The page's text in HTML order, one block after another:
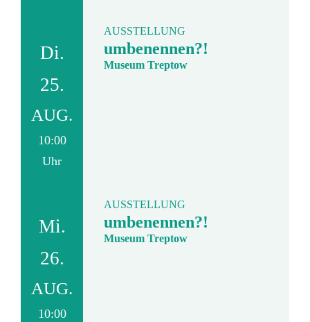
Di.
25.
AUG.
10:00
Uhr
AUSSTELLUNG
umbenennen?!
Museum Treptow
Mi.
26.
AUG.
10:00
AUSSTELLUNG
umbenennen?!
Museum Treptow